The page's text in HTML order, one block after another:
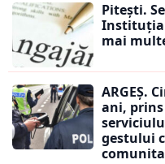
Pitești.
Instituția
mai
ARGEȘ.
ani,
gestului